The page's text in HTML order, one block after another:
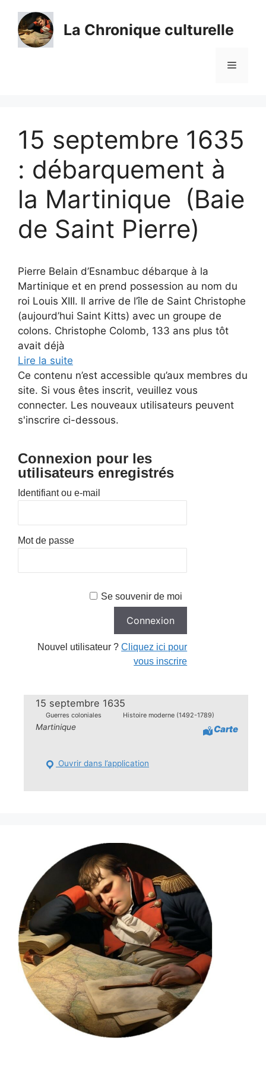
contenu
La Chronique culturelle
Menu
15 septembre 1635
: débarquement à
la Martinique (Baie
de Saint Pierre)
Pierre Belain d’Esnambuc débarque à la
Martinique et en prend possession au nom du
roi Louis XIII. Il arrive de l’île de Saint Christophe
(aujourd’hui Saint Kitts) avec un groupe de
colons. Christophe Colomb, 133 ans plus tôt
avait déjà
Lire la suite
Ce contenu n’est accessible qu’aux membres du
site. Si vous êtes inscrit, veuillez vous
connecter. Les nouveaux utilisateurs peuvent
s'inscrire ci-dessous.
Connexion pour les
utilisateurs enregistrés
Identifiant ou e-mail
Mot de passe
Se souvenir de moi
Nouvel utilisateur ?Cliquez ici pour
vous inscrire
15 septembre 1635
Guerres coloniales Histoire moderne (1492-1789)
Martinique Carte
Ouvrir dans l’application